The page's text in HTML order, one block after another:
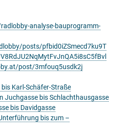
analyse-bauprogramm-
posts/pfbid0iZSmecd7ku9T
post/3mfouq5usdk2j
Karl-Schäfer-Straße
Juchgasse bis Schlachthausgasse
bis Davidgasse
bis zum –